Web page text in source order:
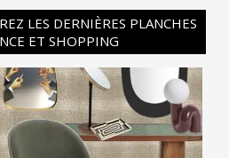
LES DERNIÈRES PLANCHES
ET SHOPPING